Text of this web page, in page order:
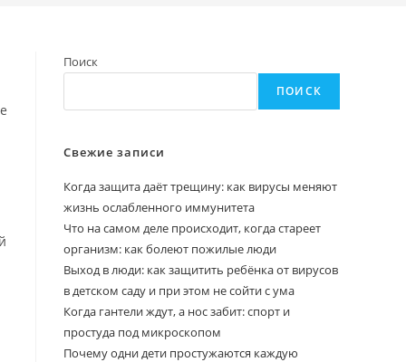
веб-
Поиск
ПОИСК
Свежие записи
Когда защита даёт трещину: как вирусы меняют
жизнь ослабленного иммунитета
Что на самом деле происходит, когда стареет
организм: как болеют пожилые люди
Выход в люди: как защитить ребёнка от вирусов
в детском саду и при этом не сойти с ума
Когда гантели ждут, а нос забит: спорт и
простуда под микроскопом
Почему одни дети простужаются каждую